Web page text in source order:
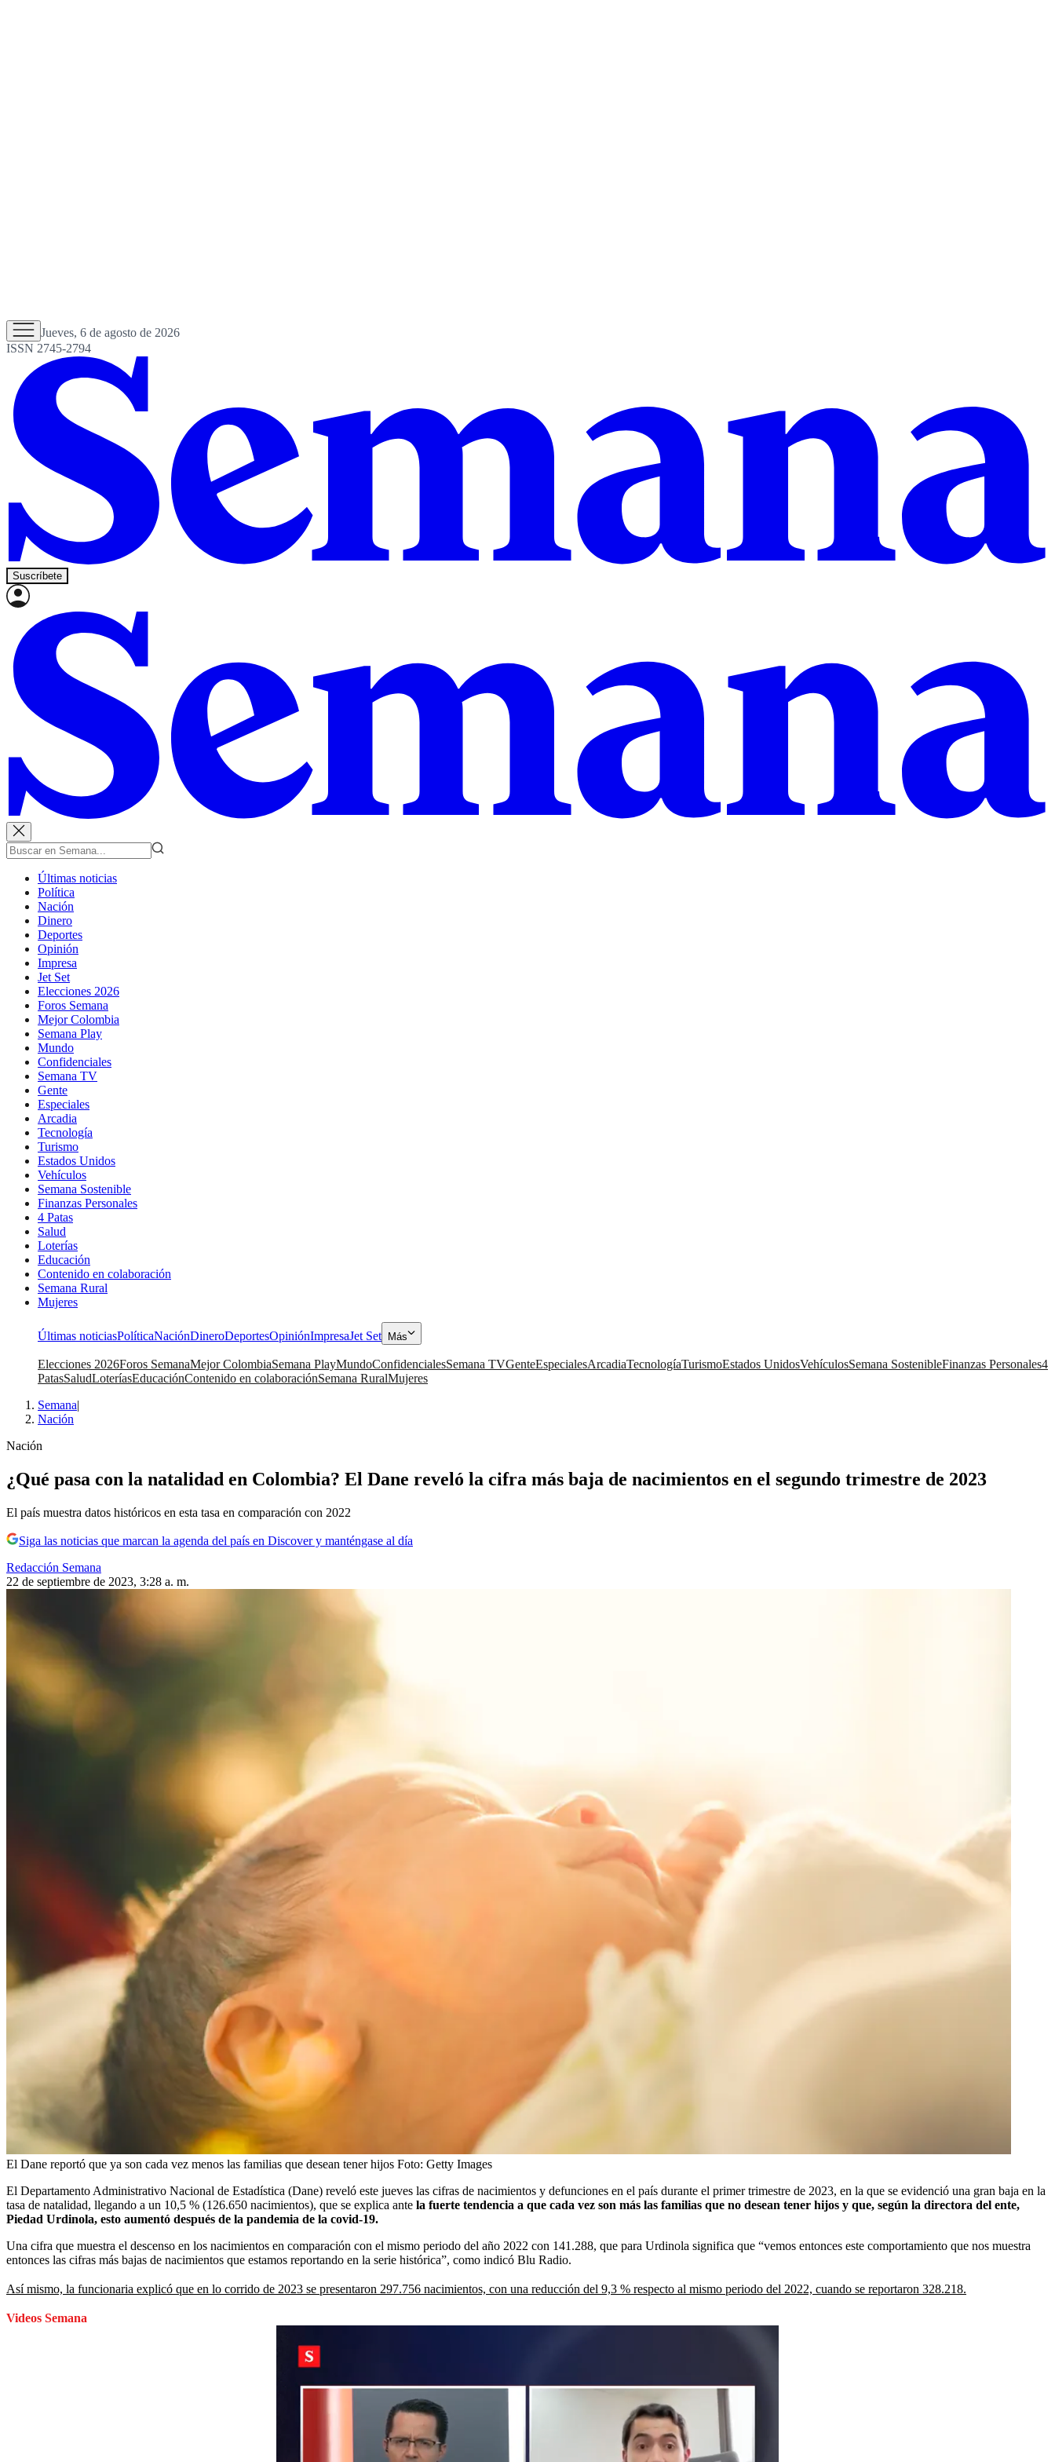
Jueves, 6 de agosto de 2026
ISSN 2745-2794
Suscríbete
Últimas noticias
Política
Nación
Dinero
Deportes
Opinión
Impresa
Jet Set
Elecciones 2026
Foros Semana
Mejor Colombia
Semana Play
Mundo
Confidenciales
Semana TV
Gente
Especiales
Arcadia
Tecnología
Turismo
Estados Unidos
Vehículos
Semana Sostenible
Finanzas Personales
4 Patas
Salud
Loterías
Educación
Contenido en colaboración
Semana Rural
Mujeres
Últimas noticiasPolíticaNaciónDineroDeportesOpiniónImpresaJet Set Más
Elecciones 2026Foros SemanaMejor ColombiaSemana PlayMundoConfidencialesSemana TVGenteEspecialesArcadiaTecnologíaTurismoEstados UnidosVehículosSemana SostenibleFinanzas Personales4
PatasSaludLoteríasEducaciónContenido en colaboraciónSemana RuralMujeres
Semana|
Nación
Nación
¿Qué pasa con la natalidad en Colombia? El Dane reveló la cifra más baja de nacimientos en el segundo trimestre de 2023
El país muestra datos históricos en esta tasa en comparación con 2022
Siga las noticias que marcan la agenda del país en Discover y manténgase al día
Redacción Semana
22 de septiembre de 2023, 3:28 a. m.
El Dane reportó que ya son cada vez menos las familias que desean tener hijos Foto: Getty Images
El Departamento Administrativo Nacional de Estadística (Dane) reveló este jueves las cifras de nacimientos y defunciones en el país durante el primer trimestre de 2023, en la que se evidenció una gran baja en la
tasa de natalidad, llegando a un 10,5 % (126.650 nacimientos), que se explica ante la fuerte tendencia a que cada vez son más las familias que no desean tener hijos y que, según la directora del ente,
Piedad Urdinola, esto aumentó después de la pandemia de la covid-19.
Una cifra que muestra el descenso en los nacimientos en comparación con el mismo periodo del año 2022 con 141.288, que para Urdinola significa que “vemos entonces este comportamiento que nos muestra
entonces las cifras más bajas de nacimientos que estamos reportando en la serie histórica”, como indicó Blu Radio.
Así mismo, la funcionaria explicó que en lo corrido de 2023 se presentaron 297.756 nacimientos, con una reducción del 9,3 % respecto al mismo periodo del 2022, cuando se reportaron 328.218.
Videos Semana